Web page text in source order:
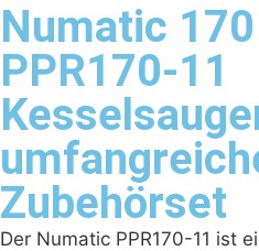
Numatic
PPR170-11
Zubehörset
Der Numatic PPR170-11 ist